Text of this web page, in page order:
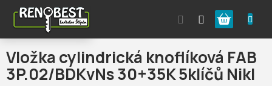
obsah
Nákupní
košík
Vložka cylindrická knoflíková FAB
3P.02/BDKvNs 30+35K 5klíčů Nikl